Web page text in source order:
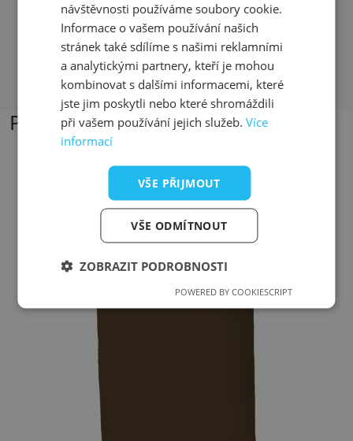
zbytek mi bezplatně poslali
Přečíst další recenze
Podobné produkty
Přizpůsobitelný motiv
návštěvnosti používáme soubory cookie.
Informace o vašem používání našich
stránek také sdílíme s našimi reklamními
a analytickými partnery, kteří je mohou
kombinovat s dalšími informacemi, které
jste jim poskytli nebo které shromáždili
při vašem používání jejich služeb.Více
informací
VŠE PŘIJMOUT
VŠE ODMÍTNOUT
ZOBRAZIT PODROBNOSTI
POWERED BY COOKIESCRIPT